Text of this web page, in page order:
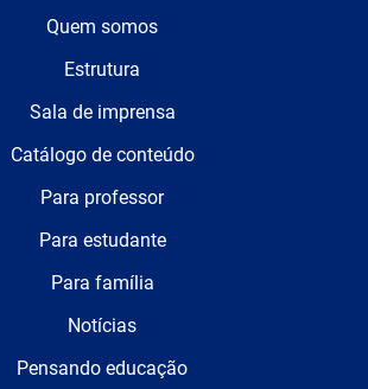
Quem somos
Estrutura
Sala de imprensa
Catálogo de conteúdo
Para professor
Para estudante
Para família
Notícias
Pensando educação